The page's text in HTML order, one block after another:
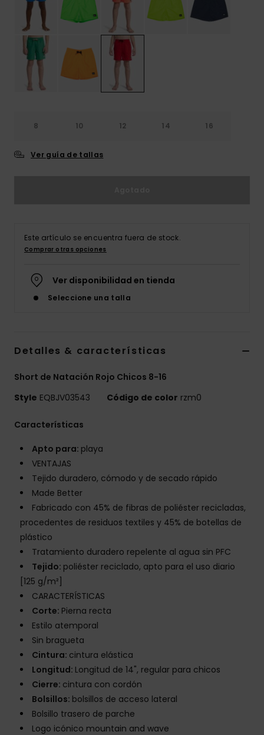
8 10 12 14 16
Ver guía de tallas
Este artículo se encuentra fuera de stock.
Comprar otras opciones
Ver disponibilidad en tienda
Seleccione una talla
Detalles & características
Short de Natación Rojo Chicos 8-16
Style EQBJV03543 Código de color rzm0
Características
Apto para: playa
VENTAJAS
Tejido duradero, cómodo y de secado rápido
Made Better
Fabricado con 45% de fibras de poliéster recicladas,
procedentes de residuos textiles y 45% de botellas de
plástico
Tratamiento duradero repelente al agua sin PFC
Tejido: poliéster reciclado, apto para el uso diario
[125 g/m²]
CARACTERÍSTICAS
Corte: Pierna recta
Estilo atemporal
Sin bragueta
Cintura: cintura elástica
Longitud: Longitud de 14", regular para chicos
Cierre: cintura con cordón
Bolsillos: bolsillos de acceso lateral
Bolsillo trasero de parche
Logo icónico mountain and wave